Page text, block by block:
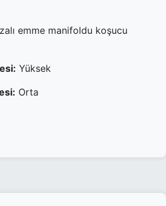
emme manifoldu koşucu
Yüksek
Orta